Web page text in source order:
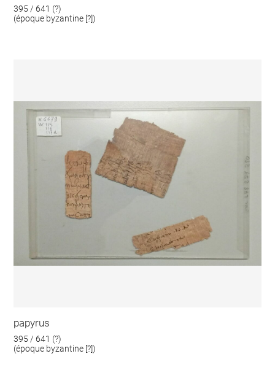
395 / 641 (?)
(époque byzantine [?])
papyrus
395 / 641 (?)
(époque byzantine [?])